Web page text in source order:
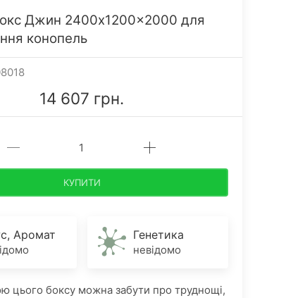
Джин 2400x1200x2000 для
конопель
14 607 грн.
КУПИТИ
Аромат Генетика
невідомо
цього боксу можна забути про труднощі,